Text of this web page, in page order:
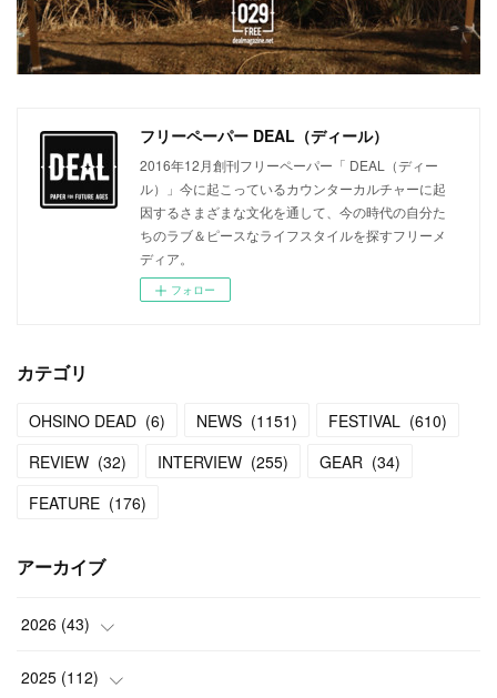
フリーペーパー DEAL（ディール）
2016年12月創刊フリーペーパー「 DEAL（ディー
ル）」今に起こっているカウンターカルチャーに起
因するさまざまな文化を通して、今の時代の自分た
ちのラブ＆ピースなライフスタイルを探すフリーメ
ディア。
フォロー
カテゴリ
OHSINO DEAD (6) NEWS (1151) FESTIVAL (610)
REVIEW (32) INTERVIEW (255) GEAR (34)
FEATURE (176)
アーカイブ
2026 (43)
( 2)
2025 (112)